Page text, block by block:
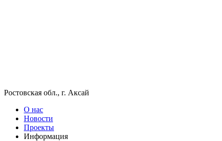
Ростовская обл., г. Аксай
О нас
Новости
Проекты
Информация